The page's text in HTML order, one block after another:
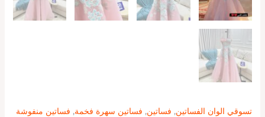
تسوقي الوان الفساتين, فساتين, فساتين سهرة فخمة, فساتين منفوشة